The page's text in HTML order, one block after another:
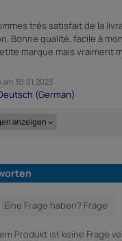
trés satisfait de la
Bonne qualité, facile à
marque mais vraiment
am 30.01.2023
anzeigen
Produkt ist keine Frage